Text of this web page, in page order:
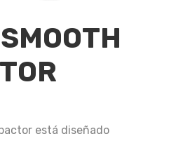
está diseñado